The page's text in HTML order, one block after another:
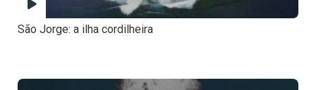
São Jorge: a ilha cordilheira